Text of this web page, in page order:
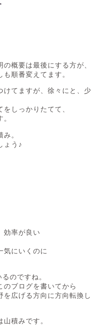
概要は最後にする方が、
順番変えてます。
けてますが、徐々にと、少
しっかりたてて、
。
ょう♪
効率が良い
気にいくのに
のですね。
のブログを書いてから
広げる方向に方向転換し
積みです。